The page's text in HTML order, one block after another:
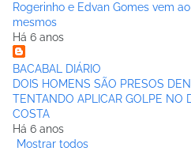
Rogerinho e Edvan Gomes vem
mesmos
Há 6 anos
BACABAL DIÁRIO
DOIS HOMENS SÃO PRESOS
TENTANDO APLICAR GOLPE NO
COSTA
Há 6 anos
Mostrar todos